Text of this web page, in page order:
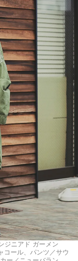
ジニアド ガーメン
コール、パンツ／サウ